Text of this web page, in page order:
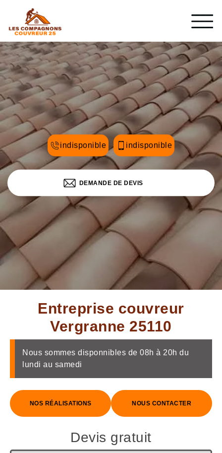
indisponible indisponible
DEMANDE DE DEVIS
Entreprise couvreur
Vergranne 25110
Nous sommes disponnibles de 08h à 20h du
lundi au samedi
NOS RÉALISATIONS NOUS CONTACTER
Devis gratuit